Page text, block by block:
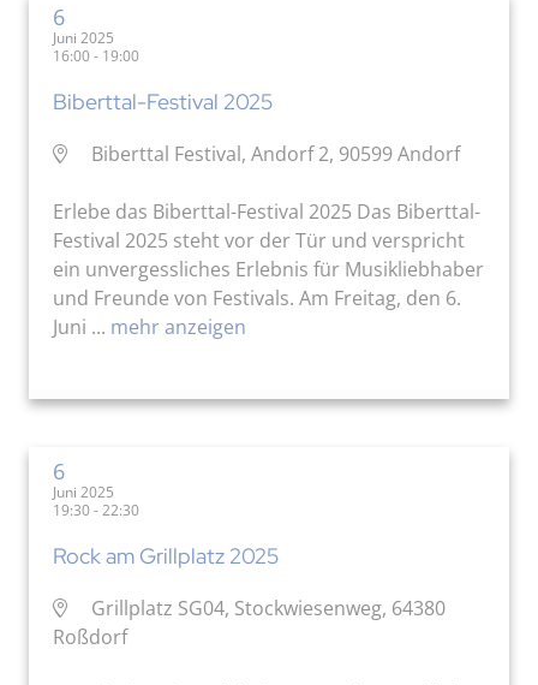
6
Juni 2025
16:00 - 19:00
Biberttal-Festival 2025
Biberttal Festival, Andorf 2, 90599 Andorf
Erlebe das Biberttal-Festival 2025 Das Biberttal-
Festival 2025 steht vor der Tür und verspricht
ein unvergessliches Erlebnis für Musikliebhaber
und Freunde von Festivals. Am Freitag, den 6.
Juni ... mehr anzeigen
6
Juni 2025
19:30 - 22:30
Rock am Grillplatz 2025
Grillplatz SG04, Stockwiesenweg, 64380
Roßdorf